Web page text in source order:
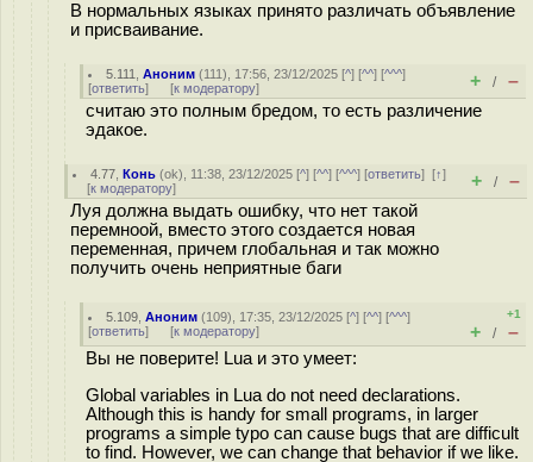
В нормальных языках принято различать объявление
и присваивание.
5.111 ,Аноним (111), 17:56, 23/12/2025 [^] [^^] [^^^]
[ответить] [к модератору] + / –
считаю это полным бредом, то есть различение
эдакое.
4.77 ,Конь (ok), 11:38, 23/12/2025 [^] [^^] [^^^] [ответить][↑]
[к модератору] + / –
Луя должна выдать ошибку, что нет такой
перемноой, вместо этого создается новая
переменная, причем глобальная и так можно
получить очень неприятные баги
5.109 ,Аноним (109), 17:35, 23/12/2025 [^] [^^] [^^^]
[ответить] [к модератору]
+1
+ / –
Вы не поверите! Lua и это умеет:
Global variables in Lua do not need declarations.
Although this is handy for small programs, in larger
programs a simple typo can cause bugs that are difficult
to find. However, we can change that behavior if we like.